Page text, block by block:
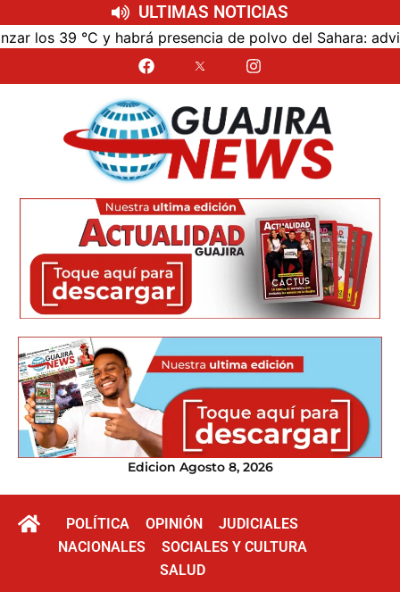
ULTIMAS NOTICIAS
y habrá presencia de polvo del Sahara: advierte
Edicion Agosto 8, 2026
POLÍTICA OPINIÓN
JUDICIALES
NACIONALES
SOCIALES Y CULTURA
SALUD